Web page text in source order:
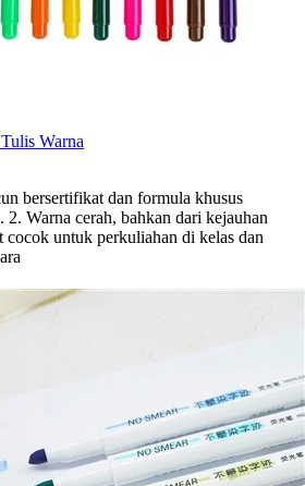
Warna
bersertifikat dan formula khusus
2. Warna cerah, bahkan dari kejauhan
cocok untuk perkuliahan di kelas dan